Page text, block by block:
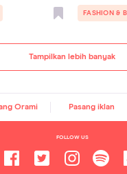
Tampilkan lebih banyak
FASHION &
Orami Pasang iklan
FOLLOW US